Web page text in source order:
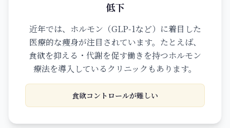
低下
近年では、ホルモン（GLP-1など）に着目した
医療的な痩身が注目されています。たとえば、
食欲を抑える・代謝を促す働きを持つホルモン
療法を導入しているクリニックもあります。
食欲コントロールが難しい